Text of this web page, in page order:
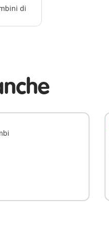
di
al carrello